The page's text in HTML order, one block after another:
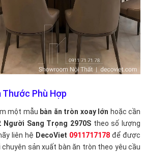
Thước Phù Hợp
một mẫu bàn ăn tròn xoay lớn hoặc cần
Người Sang Trọng 2970S theo số lượng
liên hệ DecoViet 0911717178 để được
sản xuất bàn ăn tròn theo yêu cầu